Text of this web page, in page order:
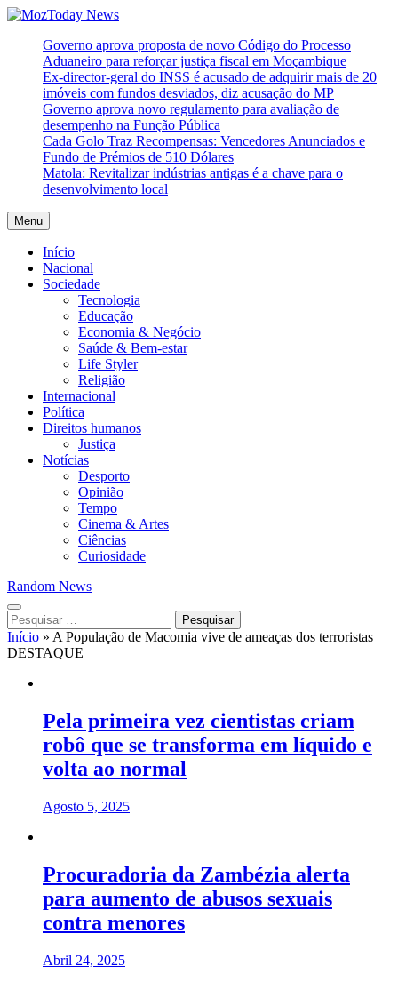
Skip
content
MozToday News
Onde a gente lê.
Governo aprova proposta de novo Código do Processo
Aduaneiro para reforçar justiça fiscal em Moçambique
Ex-director-geral do INSS é acusado de adquirir mais de 20
imóveis com fundos desviados, diz acusação do MP
Governo aprova novo regulamento para avaliação de
desempenho na Função Pública
Cada Golo Traz Recompensas: Vencedores Anunciados e
Fundo de Prémios de 510 Dólares
Matola: Revitalizar indústrias antigas é a chave para o
desenvolvimento local
Menu
Início
Nacional
Sociedade
Tecnologia
Educação
Economia & Negócio
Saúde & Bem-estar
Life Styler
Religião
Internacional
Política
Direitos humanos
Justiça
Notícias
Desporto
Opinião
Tempo
Cinema & Artes
Ciências
Curiosidade
Random News
Pesquisar
por:
Início » A População de Macomia vive de ameaças dos terroristas
DESTAQUE
Pela primeira vez cientistas criam
robô que se transforma em líquido e
volta ao normal
Agosto 5, 2025
Procuradoria da Zambézia alerta
para aumento de abusos sexuais
contra menores
Abril 24, 2025